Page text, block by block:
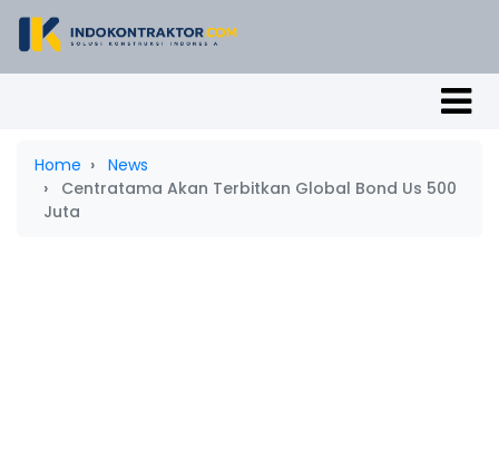
Home
News
Centratama Akan Terbitkan Global Bond Us 500
Juta